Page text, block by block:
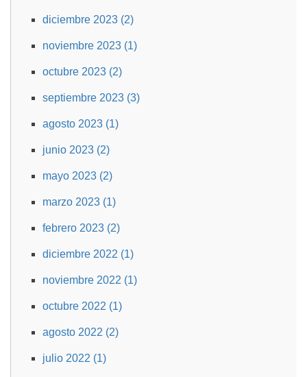
diciembre 2023 (2)
noviembre 2023 (1)
octubre 2023 (2)
septiembre 2023 (3)
agosto 2023 (1)
junio 2023 (2)
mayo 2023 (2)
marzo 2023 (1)
febrero 2023 (2)
diciembre 2022 (1)
noviembre 2022 (1)
octubre 2022 (1)
agosto 2022 (2)
julio 2022 (1)